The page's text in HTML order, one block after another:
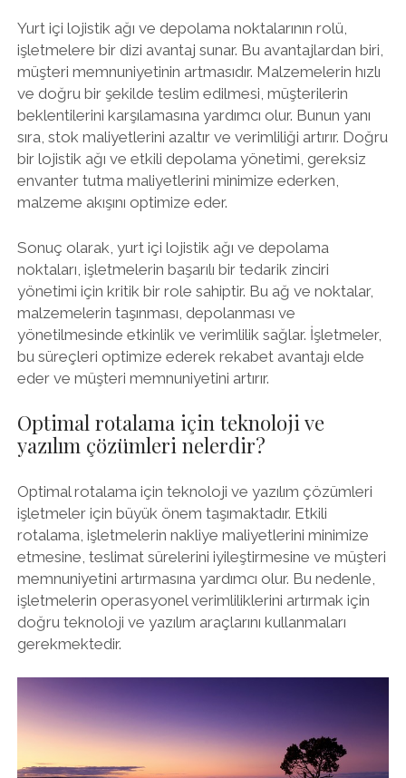
Yurt içi lojistik ağı ve depolama noktalarının rolü,
işletmelere bir dizi avantaj sunar. Bu avantajlardan biri,
müşteri memnuniyetinin artmasıdır. Malzemelerin hızlı
ve doğru bir şekilde teslim edilmesi, müşterilerin
beklentilerini karşılamasına yardımcı olur. Bunun yanı
sıra, stok maliyetlerini azaltır ve verimliliği artırır. Doğru
bir lojistik ağı ve etkili depolama yönetimi, gereksiz
envanter tutma maliyetlerini minimize ederken,
malzeme akışını optimize eder.
Sonuç olarak, yurt içi lojistik ağı ve depolama
noktaları, işletmelerin başarılı bir tedarik zinciri
yönetimi için kritik bir role sahiptir. Bu ağ ve noktalar,
malzemelerin taşınması, depolanması ve
yönetilmesinde etkinlik ve verimlilik sağlar. İşletmeler,
bu süreçleri optimize ederek rekabet avantajı elde
eder ve müşteri memnuniyetini artırır.
Optimal rotalama için teknoloji ve
yazılım çözümleri nelerdir?
Optimal rotalama için teknoloji ve yazılım çözümleri
işletmeler için büyük önem taşımaktadır. Etkili
rotalama, işletmelerin nakliye maliyetlerini minimize
etmesine, teslimat sürelerini iyileştirmesine ve müşteri
memnuniyetini artırmasına yardımcı olur. Bu nedenle,
işletmelerin operasyonel verimliliklerini artırmak için
doğru teknoloji ve yazılım araçlarını kullanmaları
gerekmektedir.